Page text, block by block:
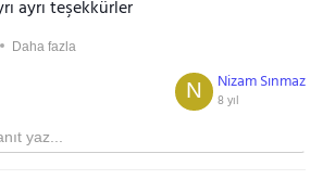
ayrı teşekkürler
Daha fazla
Nizam Sınmaz
8 yıl
N